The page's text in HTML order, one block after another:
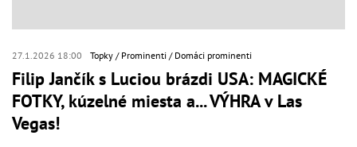
27.1.2026 18:00 Topky Prominenti Domáci prominenti
Filip Jančík s Luciou brázdi USA: MAGICKÉ
FOTKY, kúzelné miesta a... VÝHRA v Las
Vegas!